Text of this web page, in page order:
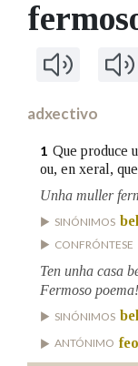
Facebook
TwitterYoutube
BUSCAR NOS
Comeza por
Contén
BUSCAR NO
Nas definicións
adxectivo
1 Que produce
ou, en xeral,
Unha muller
SINÓNIMOS
CONFRÓNTESE
Ten unha casa
Fermoso poema!
SINÓNIMOS
ANTÓNIMO feo